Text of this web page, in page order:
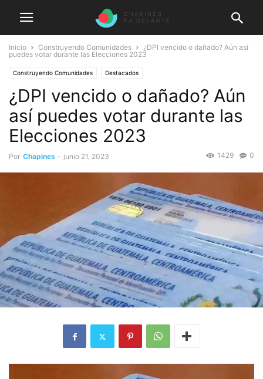
Inicio Construyendo Comunidades
¿DPI vencido o dañado? Aún así
puedes votar durante las Elecciones 2023
Construyendo Comunidades Destacados
¿DPI vencido o dañado? Aún
así puedes votar durante las
Elecciones 2023
Por Chapines - junio 21, 2023 0
1429